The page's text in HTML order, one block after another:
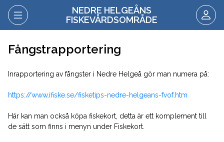
NEDRE HELGEÅNS
FISKEVÅRDSOMRÅDE
Fångstrapportering
Inrapportering av fångster i Nedre Helgeå gör man numera på:
https://www.ifiske.se/fisketips-nedre-helgeans-fvof.htm
Här kan man också köpa fiskekort, detta är ett komplement till
de sätt som finns i menyn under Fiskekort.